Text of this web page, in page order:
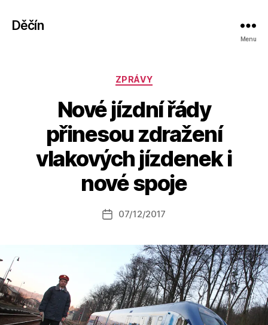
Děčín
Menu
Rubriky
ZPRÁVY
Nové jízdní řády
přinesou zdražení
vlakových jízdenek i
nové spoje
Autor
příspěvku
u
o
a
s
o
Datum
07/12/2017